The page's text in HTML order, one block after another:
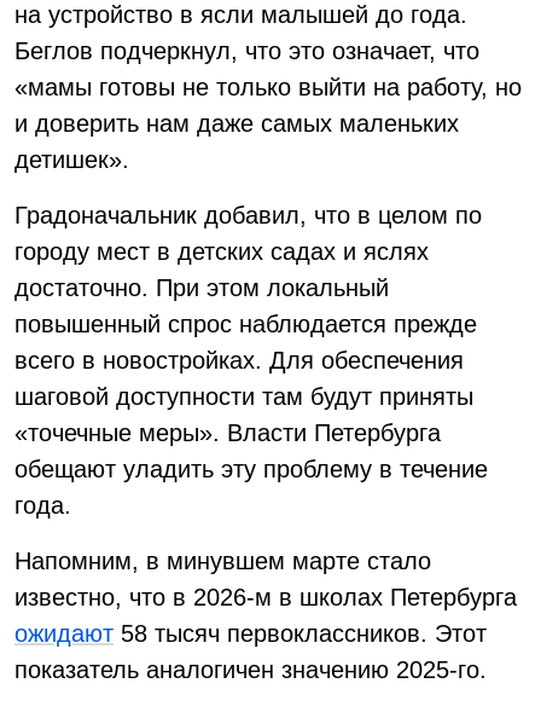
на устройство в ясли малышей до года.
Беглов подчеркнул, что это означает, что
«мамы готовы не только выйти на работу, но
и доверить нам даже самых маленьких
детишек».
Градоначальник добавил, что в целом по
городу мест в детских садах и яслях
достаточно. При этом локальный
повышенный спрос наблюдается прежде
всего в новостройках. Для обеспечения
шаговой доступности там будут приняты
«точечные меры». Власти Петербурга
обещают уладить эту проблему в течение
года.
Напомним, в минувшем марте стало
известно, что в 2026-м в школах Петербурга
ожидают 58 тысяч первоклассников. Этот
показатель аналогичен значению 2025-го.